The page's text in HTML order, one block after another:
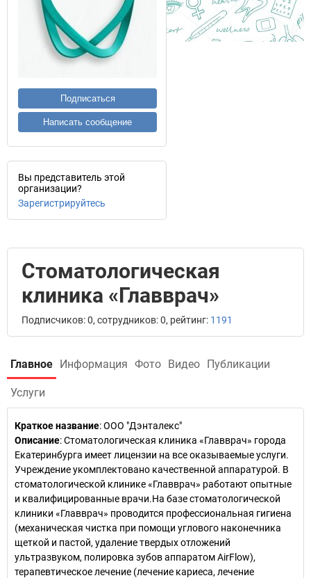
Подписаться
Написать сообщение
Вы представитель этой
организации?
Зарегистрируйтесь
Стоматологическая
клиника «Главврач»
Подписчиков: 0, сотрудников: 0, рейтинг: 1191
Главное Информация Фото Видео Публикации
Услуги
Краткое название:ООО "Дэнталекс"
Описание: Стоматологическая клиника «Главврач» города
Екатеринбурга имеет лицензии на все оказываемые услуги.
Учреждение укомплектовано качественной аппаратурой. В
стоматологической клинике «Главврач» работают опытные
и квалифицированные врачи.На базе стоматологической
клиники «Главврач» проводится профессиональная гигиена
(механическая чистка при помощи углового наконечника
щеткой и пастой, удаление твердых отложений
ультразвуком, полировка зубов аппаратом AirFlow),
терапевтическое лечение (лечение кариеса, лечение